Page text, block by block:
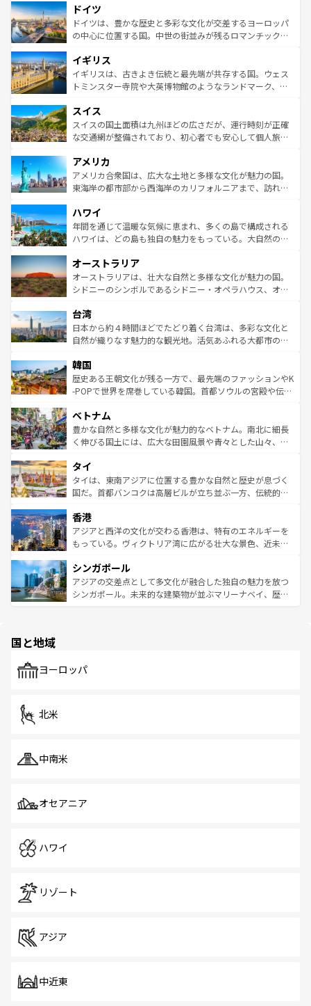
せる。地方によって風土や気候が異なるスペインはその個
性で訪れる人を魅了する。 なお、新着のスペイン情報は コ
ンテンツ一覧を参照してほしい。
で、幅広い魅力が詰まっている。華麗な宮殿、歴史的な大
聖堂、美しいビーチ、そして豊かな自然が、訪れる者を心
から魅了する。また、フランスは美食の国としても知ら
いる。シャンパンの発祥地であるランス、プロヴァンスの
香り高いラベンダー畑など、多彩な楽しみ方が可能だ。さ
らに、パリ以外の地域にも魅力が溢れており、どの街角に
れる地方に足を運ぶとそれぞれで全く異なる文化を体験で
きるだろう。 なお、新着のフランス情報はコンテンツ一覧
を参照してほしい。
ドイツ
ドイツは、豊かな歴史と多彩な文化が交差するヨーロッパ
の中心に位置する国。中世の街並みが残るロマンチック街
顔を持つこの国は、どこを歩いても飽きることがない。ベ
ルリンの文化的活気、バイエルン州のアルプスの絶景、そ
してライン川沿いのワイン畑といった風景は必見。ビール
は、お酒好きな人にはぜひ体験してほしい。 なお、新着の
ドイツ情報はコンテンツ一覧を参照してほしい。
イギリス
イギリスは、古きよき伝統と最先端が共存する国。ウェス
トミンスター寺院や大英博物館のようなランドマーク、歴
リアごとに異なる魅力がある。また、優雅なアフタヌーン
ティー、ビール好きにはたまらない英国パブ、サッカー観
戦など、本場だからこそできる体験も豊富。イギリスを旅
ンツ一覧を参照してほしい。
スイス
スイスの国土面積は九州ほどの広さだが、運行時刻が正確
な交通網が整備されており、初心者でも安心して個人旅行
の建物がそのまま残る町や、スイスならではのユニークな
博物館もあり、アルプス観光だけでなく町歩きも満喫する
ことができる。国民の所得が高いため物価も高いが、旅行
ば市内交通費無料で観光を楽しむこともできる。 なお、新
着のスイス情報はコンテンツ一覧 を参照してほしい。
アメリカ
アメリカ合衆国は、広大な土地と多様な文化が魅力の国。
東海岸の都市部から西海岸のカリフォルニアまで、訪れる
のような巨大都市は、観光、ショッピング、エンターテイ
ンメントが詰まった刺激的なスポットだ。一方、アメリカ
西部には大自然が広がり、グランドキャニオンやイエロー
部のニューオーリンズでは、音楽と美食が融合した独特の
文化が魅力。旅行者はアメリカの各地域で異なる魅力を楽
しみながら、その多様性と豊かな歴史を感じることができ
ならではの贅沢な旅のスタイルだ。 なお、新着のアメリカ
情報はコンテンツ一覧を参照してほしい。
ハワイ
年間を通じて温暖な気候に恵まれ、多くの島で構成される
ハワイは、どの島も独自の魅力をもっている。大自然の神
ワイ島は見逃せない。また、定番の観光地といえばオアフ
島だが、静かな自然を求めるならマウイ島やカウアイ島が
おすすめ。エメラルドグリーンに輝く海をはじめ、豊かな
れるおもてなしの心で訪れる人々を迎えてくれるハワイの
人々、おいしいローカルフードやハワイアンミュージッ
ク、伝統的なフラダンスなど、すべてがハワイの魅力を彩
ワイを、存分に味わってほしい。 なお、新着のハワイ情報
はコンテンツ一覧を参照してほしい。
オーストラリア
オーストラリアは、壮大な自然と多様な文化が魅力の国。
シドニーのシンボルであるシドニー・オペラハウス、オー
リアリーフや大陸中央部にそびえるウルル（エアーズロッ
ク）、タスマニアの美しい原生林やケアンズの熱帯雨林な
ど、見どころがたくさん。また、カフェやワイン、オージ
いる。アクティビティも充実しており、サーフィンやダイ
ビング、ハイキングなど、アウトドア好きにはたまらな
い。オーストラリアの多彩な魅力を存分に味わいつくそ
参照してほしい。
台湾
日本から約４時間ほどでたどり着く台湾は、多彩な文化と
自然が織りなす魅力的な観光地。活気あふれる大都市の台
ン）、静ひつな山岳地帯である台湾東部など、都市の喧騒
と山間の静けさが共存しており、訪れる人に新しい発見と
驚きをもたらしてくれる。また、奥深い台湾の食文化も魅
容にもいいと評判のスイーツなど、バラエティ豊かな料理
が味わえる。 なお、新着の台湾情報は コンテンツ一覧を参
照してほしい。
韓国
歴史ある王朝文化が残る一方で、最先端のファッションやK
-POPで世界を席巻している韓国。首都ソウルの宮殿や伝統
き、地方に足を延ばせば四季折々の自然美を楽しむことが
できる。そして、キムチや焼肉、絶品のストリートフード
まで、さまざまな韓国料理が待っている。夜には、韓国な
リティに包まれながら、韓国の多彩な魅力を心ゆくまで味
わってみてほしい。 なお、新着の韓国情報はコンテンツ一
覧を参照してほしい。
ベトナム
豊かな自然と多様な文化が魅力的なベトナム。南北に細長
く伸びる国土には、広大な田園風景や青々とした山々、世
急速な発展と共に伝統が息づく。ハノイの古い町並みやホ
ーチミン市のフランス統治時代の建物も、独特の雰囲気を
醸し出している。また、バラエティの豊かさとおいしさで
とつ。フォーやバインミー、ベトナムコーヒーなどは、ぜ
ひ現地で味わいたい。どの地域を訪れてもあたたかい人々
が旅行者を迎えてくれるので、きっと忘れられない旅にな
参照してほしい。
タイ
タイは、東南アジアに位置する豊かな自然と歴史が息づく
国だ。首都バンコクは高層ビルが立ち並ぶ一方、伝統的な
の活気が交差している。北部ではチェンマイなどの山岳地
帯で自然と触れ合い、南部ではプーケットやクラビの美し
いビーチでリゾート気分を楽しむことができる。タイ料理
激する。気候は一年中温暖で、どの季節にも異なる楽しみ
が待っている。親しみやすいタイの人々、仏教を中心とし
た文化、そして多様な観光資源が、訪れる旅人を魅了し続
香港
アジアと西洋の文化が交わる香港は、特有のエネルギーを
もっている。ヴィクトリア湾に広がる壮大な景色、近未来
み、どこを訪れても感動するはず。観光スポットが密集し
ており、効率よく見どころを回れるのも魅力。息をのむよ
うな絶景から文化的な体験まで、香港を存分に楽しみ尽く
シンガポール
アジアの交差点として多文化が融合した独自の魅力を放つ
シンガポール。未来的な建築物が並ぶマリーナベイ、歴史
で、ホーカーズは地元の風情を楽しめる外せないスポット
国と地域
ヨーロッパ
北米
中南米
オセアニア
ハワイ
リゾート
アジア
中近東